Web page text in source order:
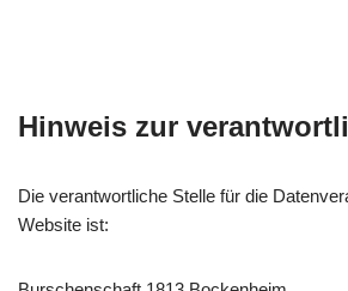
Hinweis zur
Die verantwortliche Stelle für die
Website ist: